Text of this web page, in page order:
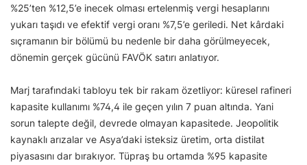
%25’ten %12,5’e inecek olması ertelenmiş vergi hesaplarını
yukarı taşıdı ve efektif vergi oranı %7,5’e geriledi. Net kârdaki
sıçramanın bir bölümü bu nedenle bir daha görülmeyecek,
dönemin gerçek gücünü FAVÖK satırı anlatıyor.
Marj tarafındaki tabloyu tek bir rakam özetliyor: küresel rafineri
kapasite kullanımı %74,4 ile geçen yılın 7 puan altında. Yani
sorun talepte değil, devrede olmayan kapasitede. Jeopolitik
kaynaklı arızalar ve Asya’daki isteksiz üretim, orta distilat
piyasasını dar bırakıyor. Tüpraş bu ortamda %95 kapasite